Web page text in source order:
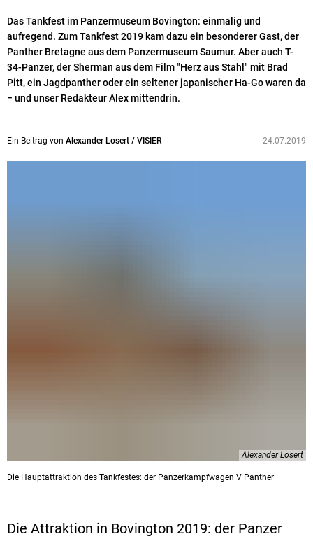
Das Tankfest im Panzermuseum Bovington: einmalig und
aufregend. Zum Tankfest 2019 kam dazu ein besonderer Gast, der
Panther Bretagne aus dem Panzermuseum Saumur. Aber auch T-
34-Panzer, der Sherman aus dem Film "Herz aus Stahl" mit Brad
Pitt, ein Jagdpanther oder ein seltener japanischer Ha-Go waren da
− und unser Redakteur Alex mittendrin.
Ein Beitrag von Alexander Losert / VISIER 24.07.2019
Alexander Losert
Die Hauptattraktion des Tankfestes: der Panzerkampfwagen V Panther
Die Attraktion in Bovington 2019: der Panzer